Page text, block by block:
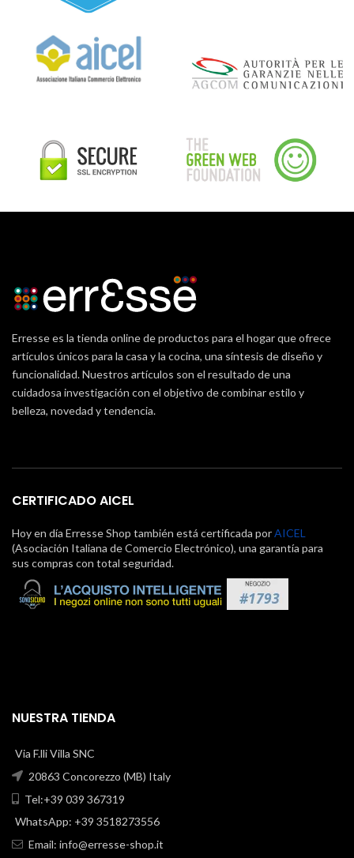
Erresse es la tienda online de productos para el hogar que ofrece
artículos únicos para la casa y la cocina, una síntesis de diseño y
funcionalidad. Nuestros artículos son el resultado de una
cuidadosa investigación con el objetivo de combinar estilo y
belleza, novedad y tendencia.
CERTIFICADO AICEL
Hoy en día Erresse Shop también está certificada porAICEL
(Asociación Italiana de Comercio Electrónico), una garantía para
sus compras con total seguridad.
NUESTRA TIENDA
Via F.lli Villa SNC
20863 Concorezzo (MB) Italy
Tel:+39 039 367319
WhatsApp: +39 3518273556
Email: info@erresse-shop.it